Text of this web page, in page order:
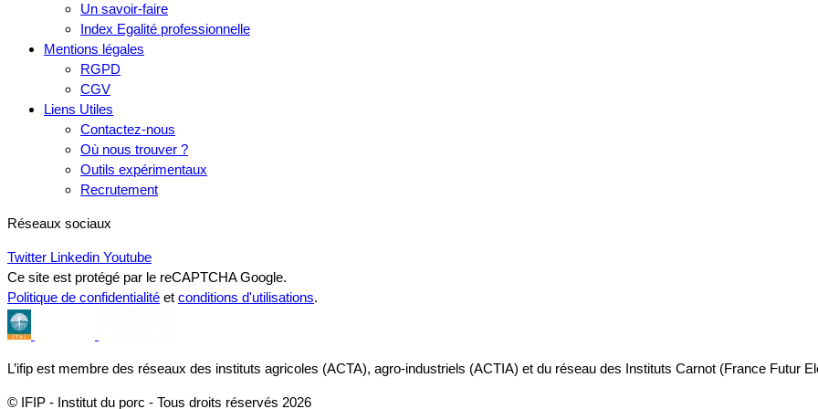
Un savoir-faire
Index Egalité professionnelle
Mentions légales
RGPD
CGV
Liens Utiles
Contactez-nous
Où nous trouver ?
Outils expérimentaux
Recrutement
Réseaux sociaux
Twitter Linkedin Youtube
Ce site est protégé par le reCAPTCHA Google.
Politique de confidentialité et conditions d'utilisations.
L’ifip est membre des réseaux des instituts agricoles (ACTA), agro-industriels (ACTIA) et du réseau des Instituts Carnot (France Futur
© IFIP - Institut du porc - Tous droits réservés 2026